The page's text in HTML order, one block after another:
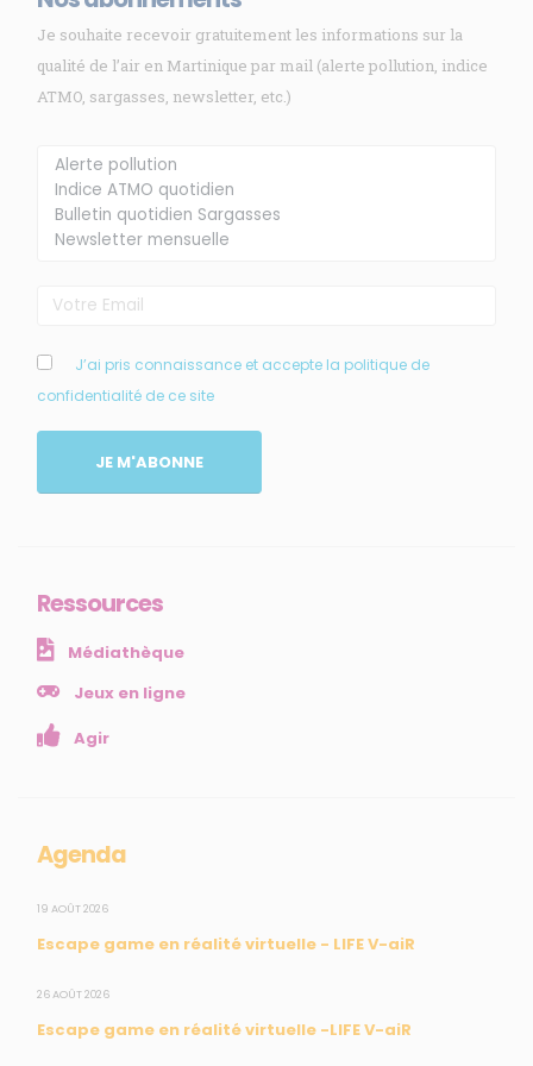
Je souhaite recevoir gratuitement les informations sur la
qualité de l’air en Martinique par mail (alerte pollution, indice
ATMO, sargasses, newsletter, etc.)
J’ai pris connaissance et accepte la politique de
confidentialité de ce site
JE M'ABONNE
Ressources
Médiathèque
Jeux en ligne
Agir
Agenda
19 AOÛT 2026
Escape game en réalité virtuelle - LIFE V-aiR
26 AOÛT 2026
Escape game en réalité virtuelle -LIFE V-aiR
Membre de Agréé par
MENU
NOS SERVICES
Presse
Collectivités
Mesures réglementaires
SUIVEZ-NOUS
CONTACT